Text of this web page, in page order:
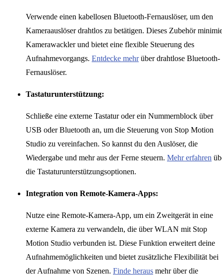
Verwende einen kabellosen Bluetooth-Fernauslöser, um den
Kameraauslöser drahtlos zu betätigen. Dieses Zubehör
Kamerawackler und bietet eine flexible Steuerung des
Aufnahmevorgangs. Entdecke mehrüber drahtlose Bluetooth-
Fernauslöser.
Tastaturunterstützung:
Schließe eine externe Tastatur oder ein Nummernblock über
USB oder Bluetooth an, um die Steuerung von Stop Motion
Studio zu vereinfachen. So kannst du den Auslöser, die
Wiedergabe und mehr aus der Ferne steuern. Mehr erfahren
die Tastaturunterstützungsoptionen.
Integration von Remote-Kamera-Apps:
Nutze eine Remote-Kamera-App, um ein Zweitgerät in eine
externe Kamera zu verwandeln, die über WLAN mit Stop
Motion Studio verbunden ist. Diese Funktion erweitert deine
Aufnahmemöglichkeiten und bietet zusätzliche Flexibilität bei
der Aufnahme von Szenen. Finde heraus mehr über die